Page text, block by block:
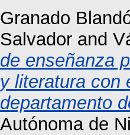
Granado
Salvador and
de enseñanza
y literatura con
departamento
Autónoma de